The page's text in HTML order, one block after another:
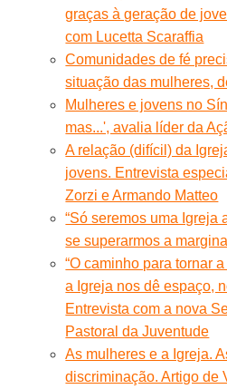
graças à geração de
com Lucetta Scaraffia
Comunidades de fé
situação das mulheres,
Mulheres e jovens no
mas...', avalia líder da
A relação (difícil) da
jovens. Entrevista
Zorzi e Armando Matteo
“Só seremos uma Igreja
se superarmos a
“O caminho para tornar
a Igreja nos dê espaço,
Entrevista com a nova
Pastoral da Juventude
As mulheres e a Igreja.
discriminação. Artigo de